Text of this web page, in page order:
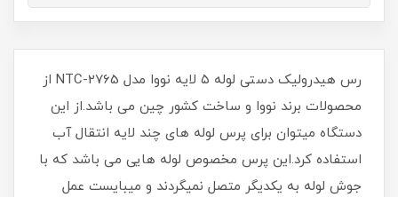
رس هیدرولیک دستی لوله ۵ لایه نووا مدل NTC-2765 از
محصولات برند نووا و ساخت کشور چین می باشد.از این
دستگاه میتوان برای پرس لوله های چند لایه انتقال آب
استفاده کرد.این پرس مخصوص لوله هایی می باشد که با
جوش لوله به یکدیگر متصل نمیگردند و میبایست عمل